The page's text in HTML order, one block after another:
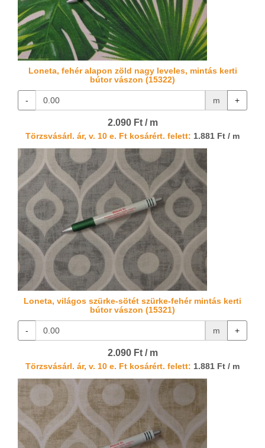
Loneta, fehér alapon zöld nagy leveles, mintás kerti
bútor vászon (15322)
- m +
2.090 Ft / m
Törzsvásárl. ár, v. 10 e. Ft kosárért. felett: 1.881 Ft / m
Loneta, világos szürke-sötét szürke-fehér mintás kerti
bútor vászon (15321)
- m +
2.090 Ft / m
Törzsvásárl. ár, v. 10 e. Ft kosárért. felett: 1.881 Ft / m